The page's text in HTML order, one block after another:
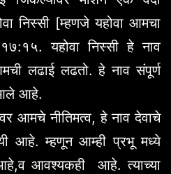
निस्सी [म्हणजे यहोवा आमचा
यहोवा निस्सी हे नाव
लढाई लढतो. हे नाव संपूर्ण
आले आहे.
आमचे नीतिमत्व, हे नाव देवाचे
आहे. म्हणून आम्ही प्रभू मध्ये
आवश्यकही आहे. त्याच्या